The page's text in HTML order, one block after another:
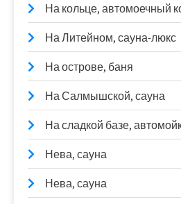
На кольце, автомоечный
На Литейном, сауна-люкс
На острове, баня
На Салмышской, сауна
На сладкой базе,
Нева, сауна
Нева, сауна